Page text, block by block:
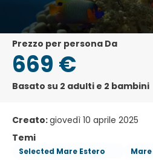
Prezzo per persona Da
669 €
Basato su 2 adulti e 2 bambini
Creato:giovedì 10 aprile 2025
Temi
Selected Mare Estero
Mare